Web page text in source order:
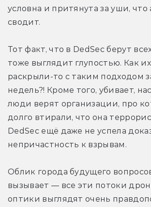
условна и притянута за уши,
сводит.
Тот факт, что в DedSec берут
тоже выглядит глупостью. Как
раскрыли-то с таким подходом
недель?! Кроме того, убивает,
люди верят организации, про
долго втирали, что она
DedSec ещё даже не успела
непричастность к взрывам.
Облик города будущего
вызывает — все эти потоки
оптики выглядят очень